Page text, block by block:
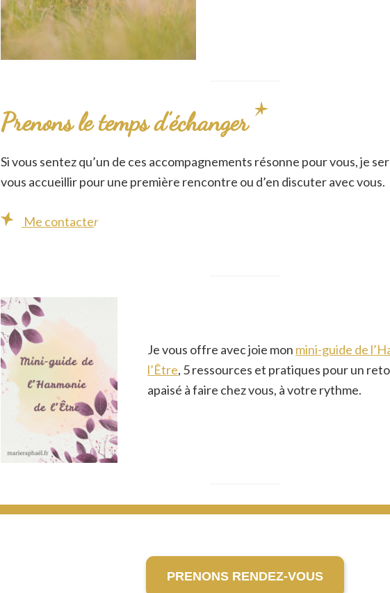
Prenons le temps d’échanger
Si vous sentez qu’un de ces accompagnements résonne pour vous, je
vous accueillir pour une première rencontre ou d’en discuter avec vous.
Me contacter
Je vous offre avec joie mon mini-guide de
l’Être, 5 ressources et pratiques pour un
apaisé à faire chez vous, à votre rythme.
PRENONS RENDEZ-VOUS